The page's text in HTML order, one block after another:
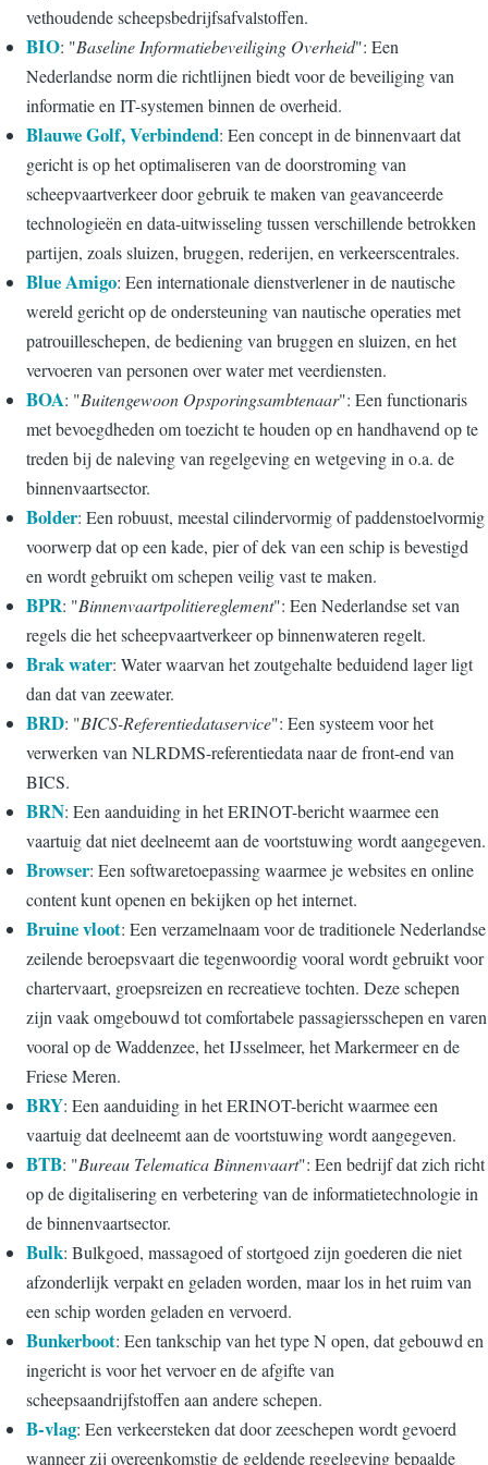
vethoudende scheepsbedrijfsafvalstoffen.
BIO: "Baseline Informatiebeveiliging Overheid": Een
Nederlandse norm die richtlijnen biedt voor de beveiliging van
informatie en IT-systemen binnen de overheid.
Blauwe Golf, Verbindend: Een concept in de binnenvaart dat
gericht is op het optimaliseren van de doorstroming van
scheepvaartverkeer door gebruik te maken van geavanceerde
technologieën en data-uitwisseling tussen verschillende betrokken
partijen, zoals sluizen, bruggen, rederijen, en verkeerscentrales.
Blue Amigo: Een internationale dienstverlener in de nautische
wereld gericht op de ondersteuning van nautische operaties met
patrouilleschepen, de bediening van bruggen en sluizen, en het
vervoeren van personen over water met veerdiensten.
BOA: "Buitengewoon Opsporingsambtenaar": Een functionaris
met bevoegdheden om toezicht te houden op en handhavend op te
treden bij de naleving van regelgeving en wetgeving in o.a. de
binnenvaartsector.
Bolder: Een robuust, meestal cilindervormig of paddenstoelvormig
voorwerp dat op een kade, pier of dek van een schip is bevestigd
en wordt gebruikt om schepen veilig vast te maken.
BPR: "Binnenvaartpolitiereglement": Een Nederlandse set van
regels die het scheepvaartverkeer op binnenwateren regelt.
Brak water: Water waarvan het zoutgehalte beduidend lager ligt
dan dat van zeewater.
BRD: "BICS-Referentiedataservice": Een systeem voor het
verwerken van NLRDMS-referentiedata naar de front-end van
BICS.
BRN: Een aanduiding in het ERINOT-bericht waarmee een
vaartuig dat niet deelneemt aan de voortstuwing wordt aangegeven.
Browser: Een softwaretoepassing waarmee je websites en online
content kunt openen en bekijken op het internet.
Bruine vloot: Een verzamelnaam voor de traditionele Nederlandse
zeilende beroepsvaart die tegenwoordig vooral wordt gebruikt voor
chartervaart, groepsreizen en recreatieve tochten. Deze schepen
zijn vaak omgebouwd tot comfortabele passagiersschepen en varen
vooral op de Waddenzee, het IJsselmeer, het Markermeer en de
Friese Meren.
BRY: Een aanduiding in het ERINOT-bericht waarmee een
vaartuig dat deelneemt aan de voortstuwing wordt aangegeven.
BTB: "Bureau Telematica Binnenvaart": Een bedrijf dat zich richt
op de digitalisering en verbetering van de informatietechnologie in
de binnenvaartsector.
Bulk: Bulkgoed, massagoed of stortgoed zijn goederen die niet
afzonderlijk verpakt en geladen worden, maar los in het ruim van
een schip worden geladen en vervoerd.
Bunkerboot: Een tankschip van het type N open, dat gebouwd en
ingericht is voor het vervoer en de afgifte van
scheepsaandrijfstoffen aan andere schepen.
B-vlag: Een verkeersteken dat door zeeschepen wordt gevoerd
wanneer zij overeenkomstig de geldende regelgeving bepaalde